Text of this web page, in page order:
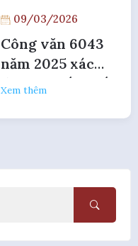
09/03/2026
Công văn 6043
năm 2025 xác
định lại số thuế
nhân đã phân bổ
nộp thuế có trụ
Xem thêm